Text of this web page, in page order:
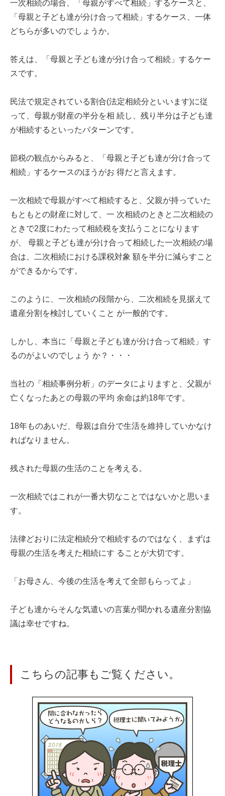
一次相続の場合、「母親がすべて相続」するケースと、
「母親と子ども達が分け合って相続」するケース、一体
どちらが多いのでしょうか。
答えは、「母親と子ども達が分け合って相続」するケー
スです。
民法で規定されている割合(法定相続分といいます)に従
って、母親が財産の半分を相 続し、残り半分は子ども達
が相続するといったパターンです。
節税の観点からみると、「母親と子ども達が分け合って
相続」するケースのほうがお 得だと言えます。
一次相続で母親がすべて相続すると、父親が持っていた
もともとの財産に対して、一 次相続のときと二次相続の
ときで2度にわたって相続税を支払うことになります
が、 母親と子ども達が分け合って相続した一次相続の場
合は、二次相続における課税対象 額を半分に減らすこと
ができるからです。
このように、一次相続の段階から、二次相続を見据えて
遺産分割を検討していくこと が一般的です。
しかし、本当に「母親と子ども達が分け合って相続」す
るのがよいのでしょう か？・・・
当社の「相続事例分析」のデータによりますと、父親が
亡くなったあとの母親の平均 余命は約18年です。
18年ものあいだ、母親は自分で生活を維持していかなけ
ればなりません。
残された母親の生活のことを考える。
一次相続ではこれが一番大切なことではないかと思いま
す。
法律どおりに法定相続分で相続するのではなく、まずは
母親の生活を考えた相続にす ることが大切です。
「お母さん、今後の生活を考えて全部もらってよ」
子ども達からそんな気遣いの言葉が聞かれる遺産分割協
議は幸せですね。
こちらの記事もご覧ください。